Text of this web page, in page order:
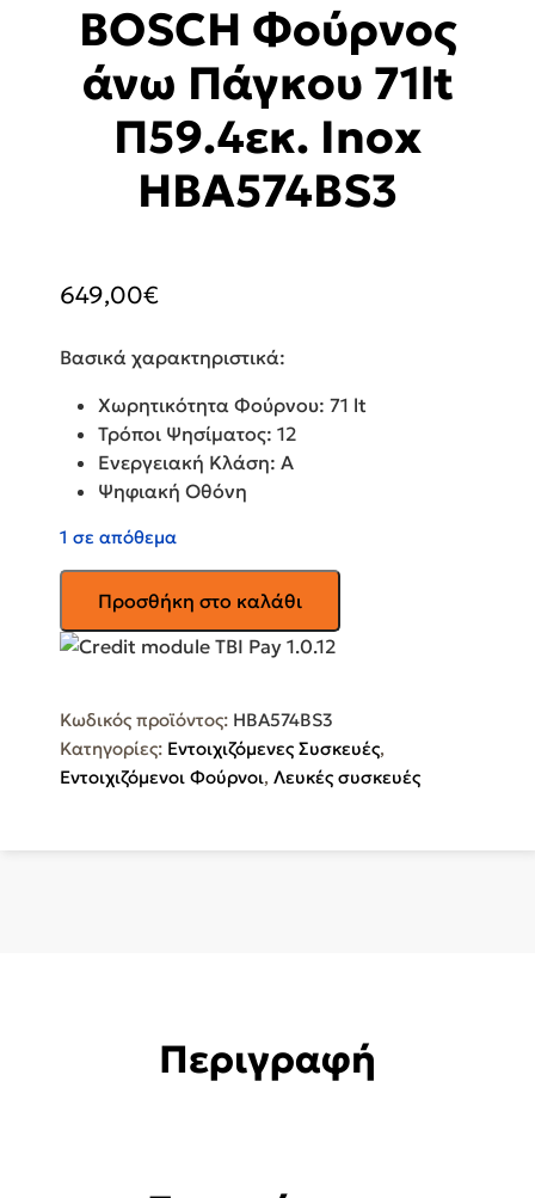
BOSCH Φούρνος
άνω Πάγκου 71lt
Π59.4εκ. Inox
HBA574BS3
649,00€
Βασικά χαρακτηριστικά:
Χωρητικότητα Φούρνου: 71 lt
Τρόποι Ψησίματος: 12
Ενεργειακή Κλάση: A
Ψηφιακή Οθόνη
1 σε απόθεμα
BOSCH
Φούρνος
άνω
Π59.4εκ.
Inox
HBA574BS3
Προσθήκη στο καλάθι
Κωδικός προϊόντος: HBA574BS3
Κατηγορίες: Εντοιχιζόμενες Συσκευές,
Εντοιχιζόμενοι Φούρνοι, Λευκές συσκευές
Περιγραφή